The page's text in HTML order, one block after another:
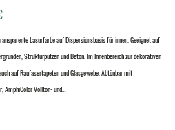
Lasurfarbe auf Dispersionsbasis für innen. Geeignet auf
Strukturputzen und Beton. Im Innenbereich zur dekorativen
auf Raufasertapeten und Glasgewebe. Abtönbar mit
AmphiColor Vollton- und…